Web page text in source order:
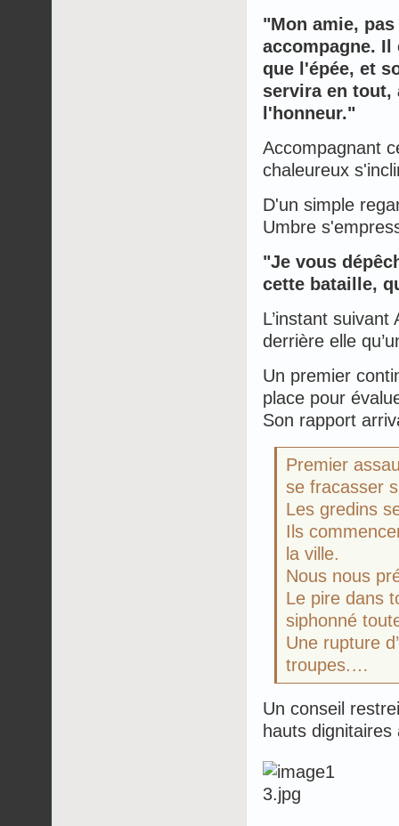
"Mon amie,
accompagne.
que l'épée, et
servira en tout,
l'honneur."
Accompagnant
chaleureux
D'un simple
Umbre
"Je vous
cette bataille,
L’instant
derrière elle
Un premier
place pour
Son rapport
Premier
se fracasser
Les gredins
Ils
la ville.
Nous nous
Le pire dans
siphonné
Une rupture
troupes.…
Un conseil
hauts